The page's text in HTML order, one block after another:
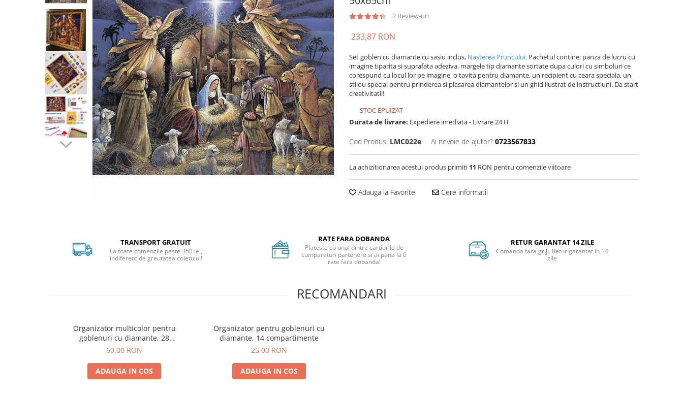
2 Review-uri
Facebook
233,87 RON
Set goblen cu diamante cu sasiu inclus, Nasterea Pruncului. Pachetul contine: panza de lucru cu
imagine tiparita si suprafata adeziva, margele tip diamante sortate dupa culori cu simboluri ce
corespund cu locul lor pe imagine, o tavita pentru diamante, un recipient cu ceara speciala, un
stilou special pentru prinderea si plasarea diamantelor si un ghid ilustrat de instructiuni. Da start
creativitatii!
STOC EPUIZAT
Durata de livrare: Expediere imediata - Livrare 24 H
Cod Produs: LMC022e Ai nevoie de ajutor? 0723567833
La achizitionarea acestui produs primiti 11 RON pentru comenzile viitoare
Adauga la Favorite Cere informatii
TRANSPORT GRATUIT
La toate comenzile peste 350 lei,
indiferent de greutatea coletului!
RATE FARA DOBANDA
Plateste cu unul dintre cardurile de
cumparaturi partenere si ai pana la 6
rate fara dobanda!
RETUR GARANTAT 14 ZILE
Comanda fara griji. Retur garantat in 14
zile
RECOMANDARI
Organizator multicolor pentru
goblenuri cu diamante, 28
compartimente
60,00 RON
ADAUGA IN COS
Organizator pentru goblenuri cu
diamante, 14 compartimente
25,00 RON
ADAUGA IN COS